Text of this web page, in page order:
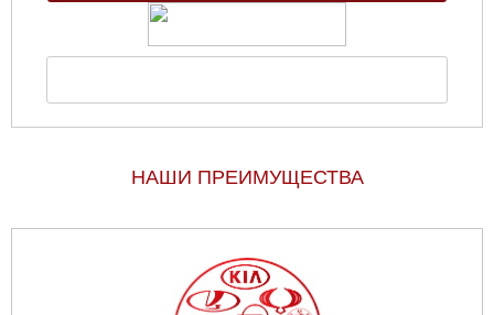
НАШИ ПРЕИМУЩЕСТВА